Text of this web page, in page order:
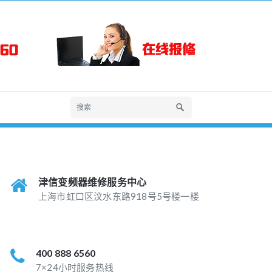
津信变频器维修服务中心
上海市虹口区汶水东路918号5号楼一楼
400 888 6560
7×24小时服务热线